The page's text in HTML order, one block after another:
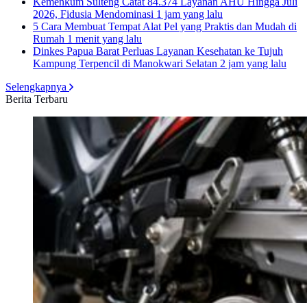
2026, Fidusia Mendominasi 1 jam yang lalu
5 Cara Membuat Tempat Alat Pel yang Praktis dan Mudah di
Rumah 1 menit yang lalu
Dinkes Papua Barat Perluas Layanan Kesehatan ke Tujuh
Kampung Terpencil di Manokwari Selatan 2 jam yang lalu
Selengkapnya
Berita Terbaru